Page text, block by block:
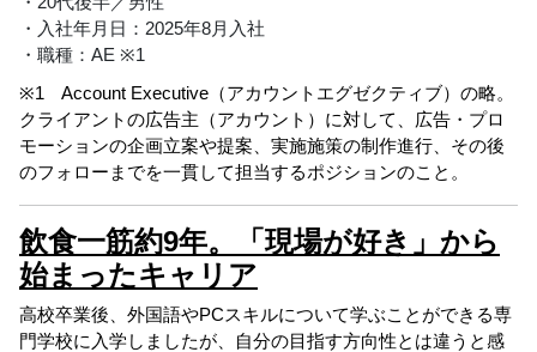
・入社年月日：2025年8月入社
・職種：AE ※1
※1 Account Executive（アカウントエグゼクティブ）の略。
クライアントの広告主（アカウント）に対して、広告・プロ
モーションの企画立案や提案、実施施策の制作進行、その後
のフォローまでを一貫して担当するポジションのこと。
飲食一筋約9年。「現場が好き」から
始まったキャリア
高校卒業後、外国語やPCスキルについて学ぶことができる専
門学校に入学しましたが、自分の目指す方向性とは違うと感